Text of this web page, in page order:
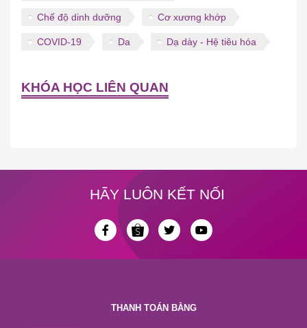
Chế độ dinh dưỡng Cơ xương khớp
COVID-19 Da Dạ dày - Hệ tiêu hóa
KHÓA HỌC LIÊN QUAN
HÃY LUÔN KẾT NỐI
THANH TOÁN BẰNG